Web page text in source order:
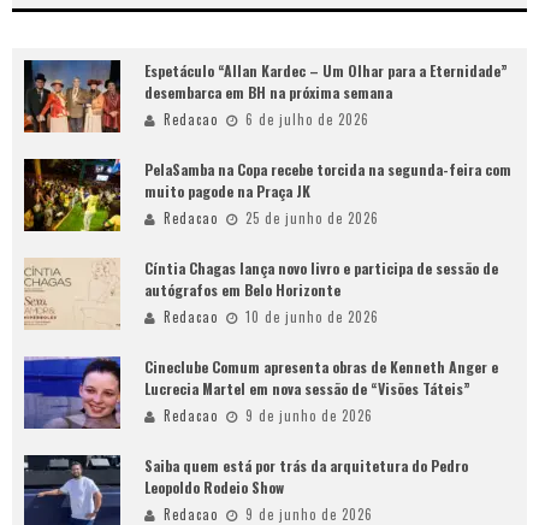
Espetáculo “Allan Kardec – Um Olhar para a Eternidade”
desembarca em BH na próxima semana
Redacao 6 de julho de 2026
PelaSamba na Copa recebe torcida na segunda-feira com
muito pagode na Praça JK
Redacao 25 de junho de 2026
Cíntia Chagas lança novo livro e participa de sessão de
autógrafos em Belo Horizonte
Redacao 10 de junho de 2026
Cineclube Comum apresenta obras de Kenneth Anger e
Lucrecia Martel em nova sessão de “Visões Táteis”
Redacao 9 de junho de 2026
Saiba quem está por trás da arquitetura do Pedro
Leopoldo Rodeio Show
Redacao 9 de junho de 2026